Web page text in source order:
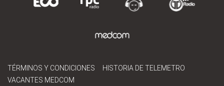
TÉRMINOS Y CONDICIONES
HISTORIA DE TELEMETRO
VACANTES MEDCOM